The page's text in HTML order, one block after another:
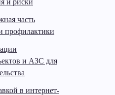
часть
профилактики
и АЗС для
в интернет-